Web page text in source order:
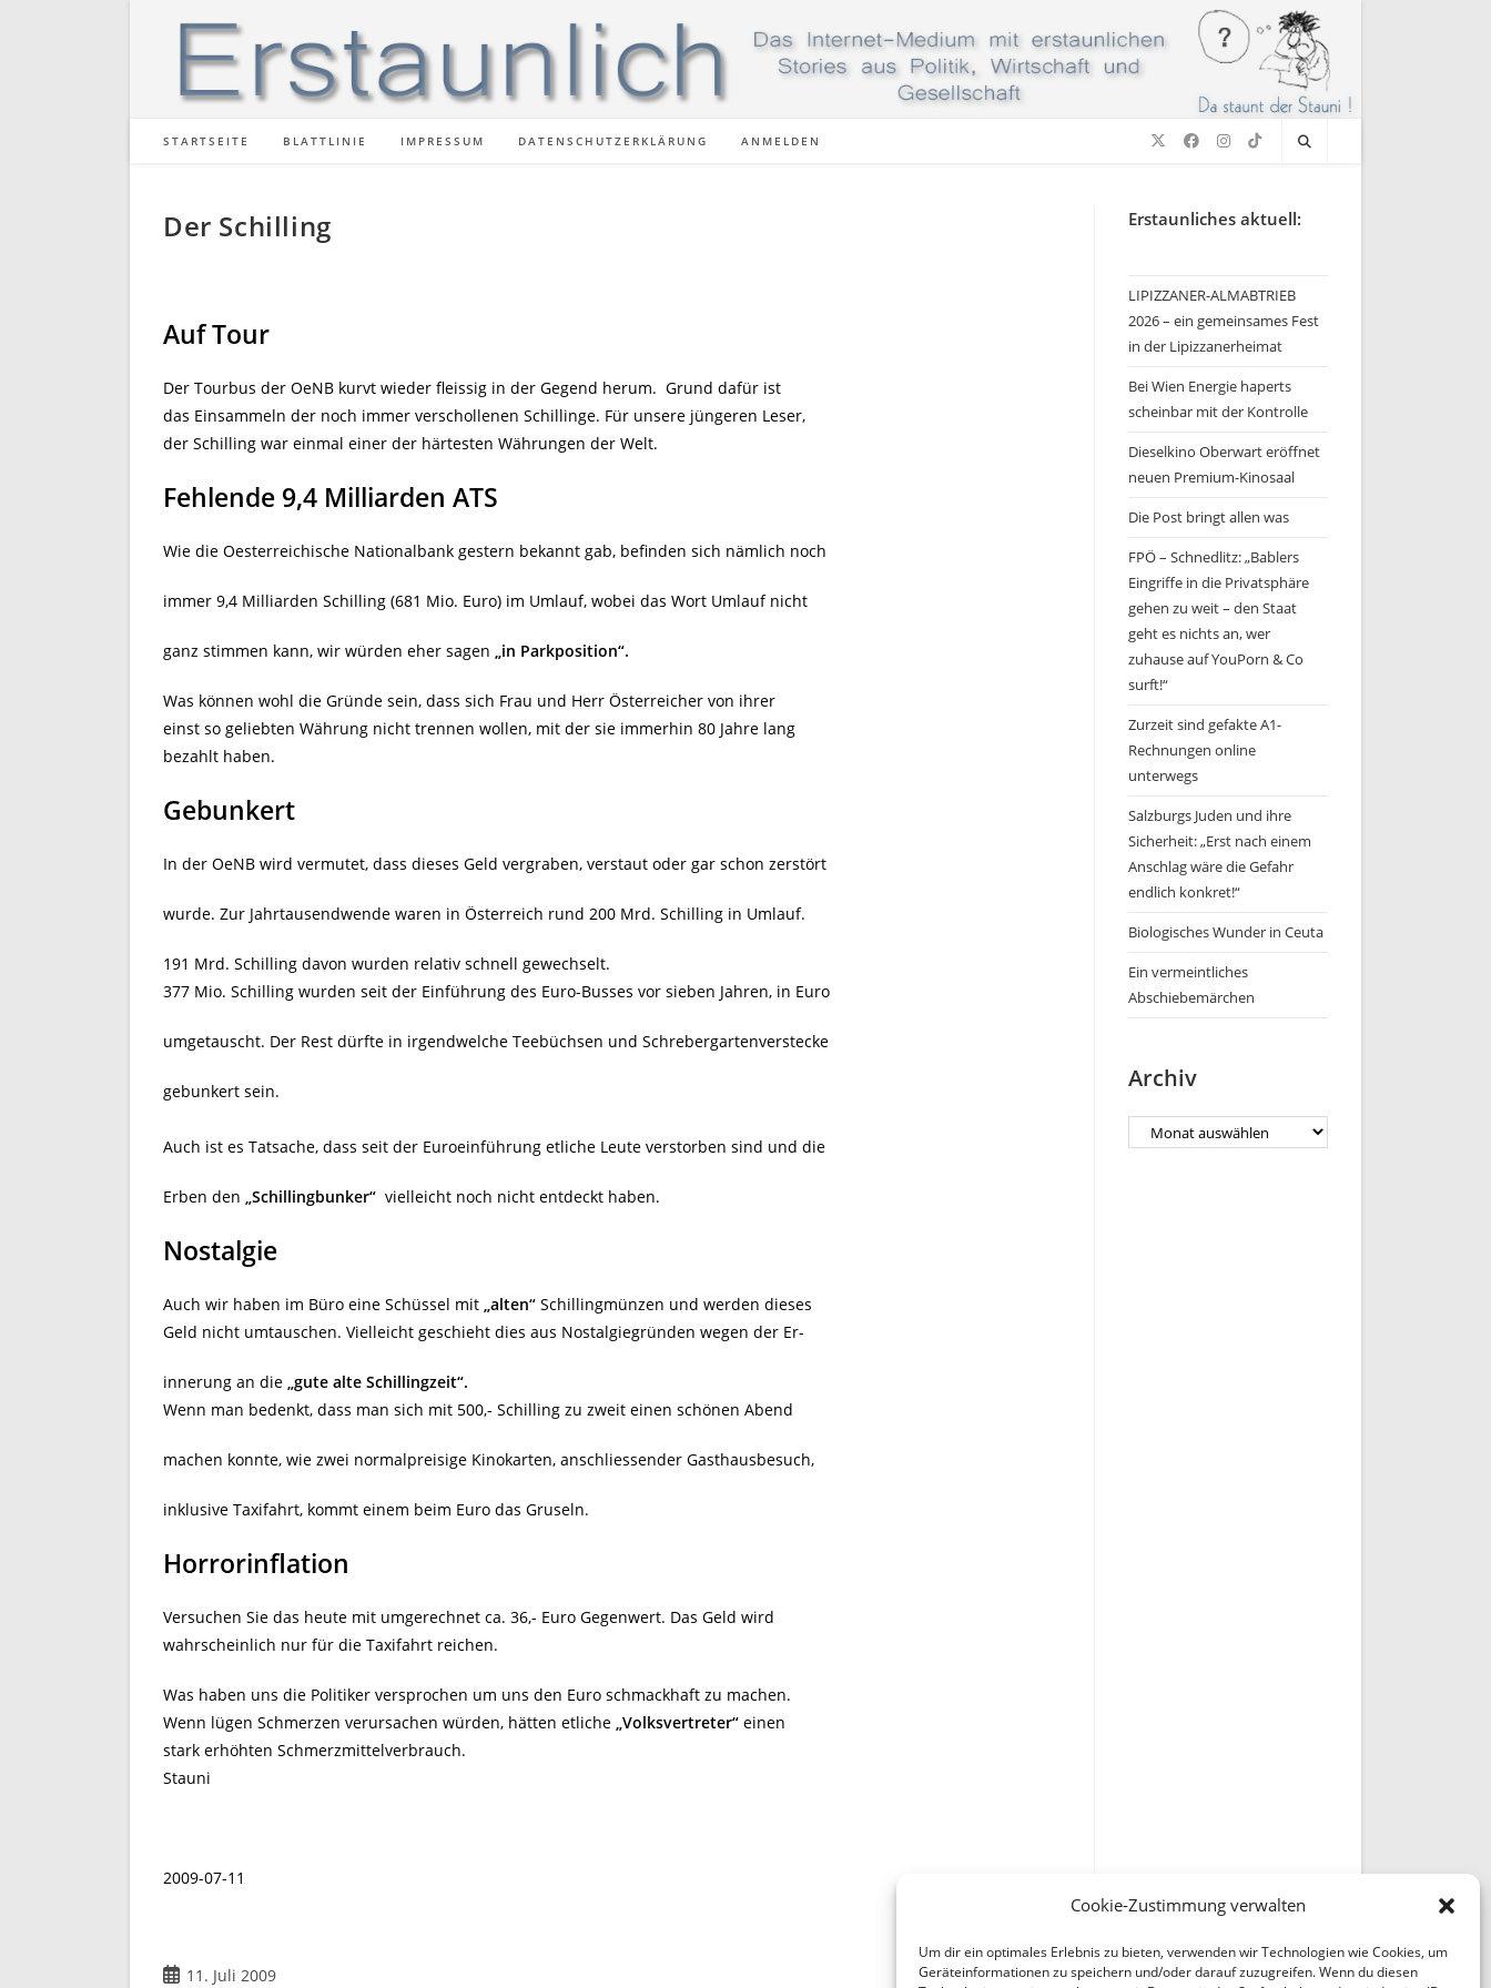
Cookie-Zustimmung verwalten
Um dir ein optimales Erlebnis zu bieten, verwenden wir Technologien wie Cookies, um
Geräteinformationen zu speichern und/oder darauf zuzugreifen. Wenn du diesen
STARTSEITE BLATTLINIE IMPRESSUM DATENSCHUTZERKLÄRUNG ANMELDEN
Der Schilling
Auf Tour
Der Tourbus der OeNB kurvt wieder fleissig in der Gegend herum. Grund dafür ist
das Einsammeln der noch immer verschollenen Schillinge. Für unsere jüngeren Leser,
der Schilling war einmal einer der härtesten Währungen der Welt.
Fehlende 9,4 Milliarden ATS
Wie die Oesterreichische Nationalbank gestern bekannt gab, befinden sich nämlich noch
immer 9,4 Milliarden Schilling (681 Mio. Euro) im Umlauf, wobei das Wort Umlauf nicht
ganz stimmen kann, wir würden eher sagen „in Parkposition“.
Was können wohl die Gründe sein, dass sich Frau und Herr Österreicher von ihrer
einst so geliebten Währung nicht trennen wollen, mit der sie immerhin 80 Jahre lang
bezahlt haben.
Gebunkert
In der OeNB wird vermutet, dass dieses Geld vergraben, verstaut oder gar schon zerstört
wurde. Zur Jahrtausendwende waren in Österreich rund 200 Mrd. Schilling in Umlauf.
191 Mrd. Schilling davon wurden relativ schnell gewechselt.
377 Mio. Schilling wurden seit der Einführung des Euro-Busses vor sieben Jahren, in Euro
umgetauscht. Der Rest dürfte in irgendwelche Teebüchsen und Schrebergartenverstecke
gebunkert sein.
Auch ist es Tatsache, dass seit der Euroeinführung etliche Leute verstorben sind und die
Erben den „Schillingbunker“ vielleicht noch nicht entdeckt haben.
Nostalgie
Auch wir haben im Büro eine Schüssel mit „alten“ Schillingmünzen und werden dieses
Geld nicht umtauschen. Vielleicht geschieht dies aus Nostalgiegründen wegen der Er-
innerung an die „gute alte Schillingzeit“.
Wenn man bedenkt, dass man sich mit 500,- Schilling zu zweit einen schönen Abend
machen konnte, wie zwei normalpreisige Kinokarten, anschliessender Gasthausbesuch,
inklusive Taxifahrt, kommt einem beim Euro das Gruseln.
Horrorinflation
Versuchen Sie das heute mit umgerechnet ca. 36,- Euro Gegenwert. Das Geld wird
wahrscheinlich nur für die Taxifahrt reichen.
Was haben uns die Politiker versprochen um uns den Euro schmackhaft zu machen.
Wenn lügen Schmerzen verursachen würden, hätten etliche „Volksvertreter“ einen
stark erhöhten Schmerzmittelverbrauch.
Stauni
2009-07-11
Beitrag11. Juli 2009
Erstaunliches aktuell:
LIPIZZANER-ALMABTRIEB
2026 – ein gemeinsames Fest
in der Lipizzanerheimat
Bei Wien Energie haperts
scheinbar mit der Kontrolle
Dieselkino Oberwart eröffnet
neuen Premium-Kinosaal
Die Post bringt allen was
FPÖ – Schnedlitz: „Bablers
Eingriffe in die Privatsphäre
gehen zu weit – den Staat
geht es nichts an, wer
zuhause auf YouPorn & Co
surft!“
Zurzeit sind gefakte A1-
Rechnungen online
unterwegs
Salzburgs Juden und ihre
Sicherheit: „Erst nach einem
Anschlag wäre die Gefahr
endlich konkret!“
Biologisches Wunder in Ceuta
Ein vermeintliches
Abschiebemärchen
Archiv
Archiv